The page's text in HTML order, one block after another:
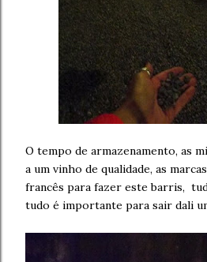
O tempo de armazenamento, as
a um vinho de qualidade, as
francês para fazer este barris,
tudo é importante para sair dali